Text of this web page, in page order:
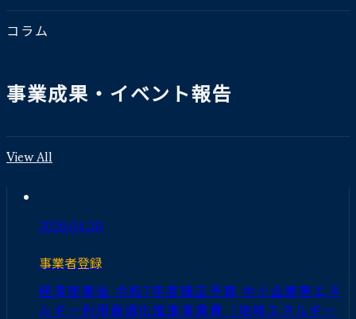
コラム
事業成果・イベント報告
View All
2026.04.30
事業者登録
経済産業省 令和7年度補正予算 中小企業等エネ
ルギー利用最適化推進事業費（地域エネルギー